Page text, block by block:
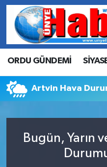
ORDU GÜNDEMİ
Artvin Hava
Bugün, Yarın
Hava Durumu
Trafik Durumu
Süper Lig Puan
Son Dakika